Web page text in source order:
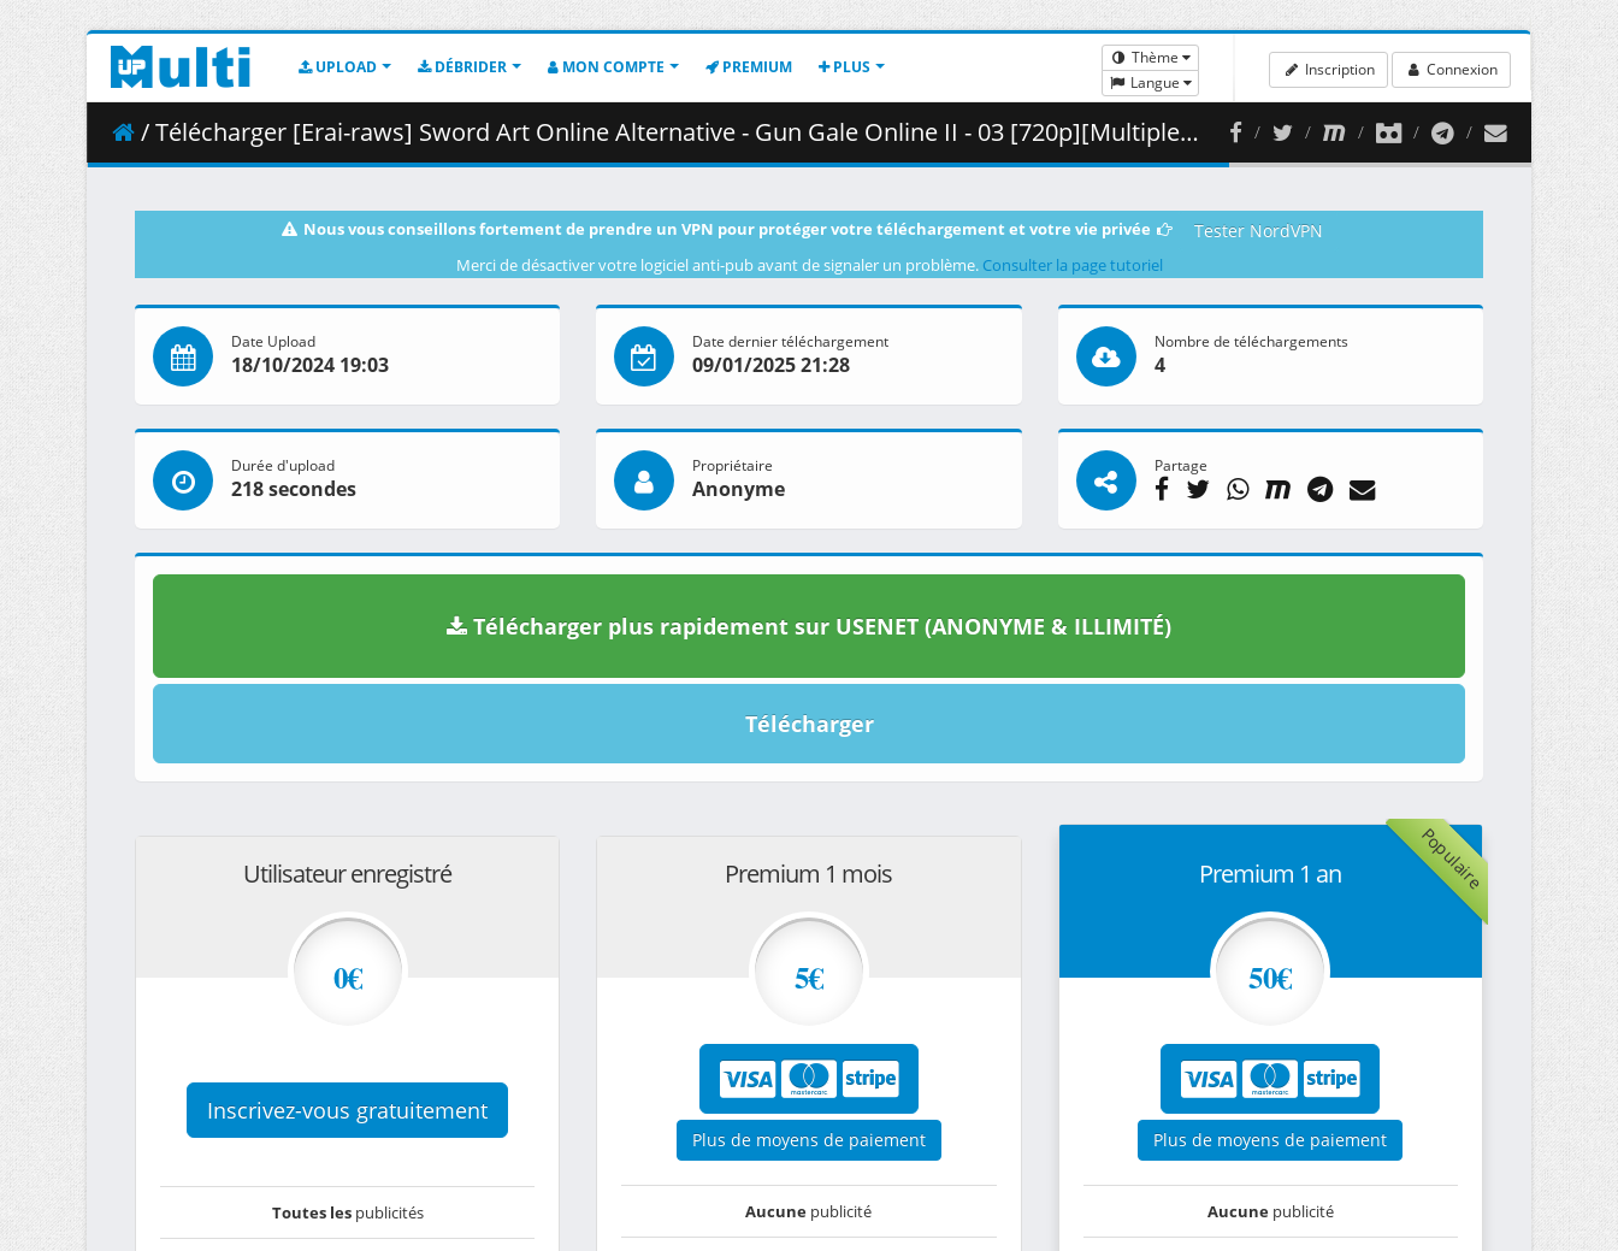
UPLOAD DÉBRIDER MON COMPTE PREMIUM PLUS
Thème
Langue
Inscription Connexion
/ Télécharger [Erai-raws] Sword Art Online Alternative - Gun Gale Online II - 03 [720p][Multiple Subtitle][511D1959].mkv.002 ( 354.23 MB )
Nous vous conseillons fortement de prendre un VPN pour protéger votre téléchargement et votre vie privée Tester NordVPN
Merci de désactiver votre logiciel anti-pub avant de signaler un problème. Consulter la page tutoriel
Date Upload
18/10/2024 19:03
Date dernier téléchargement
09/01/2025 21:28
Nombre de téléchargements
4
Durée d'upload
218 secondes
Propriétaire
Anonyme
Partage
Télécharger plus rapidement sur USENET (ANONYME & ILLIMITÉ)
Télécharger
Utilisateur enregistré
0€
Inscrivez-vous gratuitement
Toutes lespublicités
Premium 1 mois
5€
Plus de moyens de paiement
Aucune publicité
Populaire
Premium 1 an
50€
Plus de moyens de paiement
Aucunepublicité